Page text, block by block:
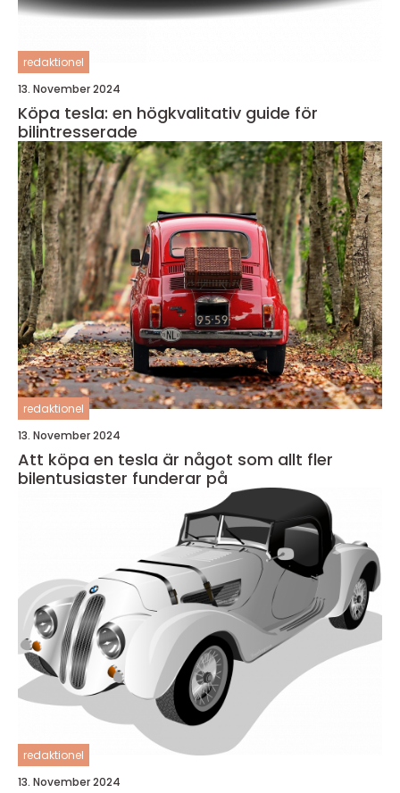
redaktionel
13. November 2024
Köpa tesla: en högkvalitativ guide för
bilintresserade
redaktionel
13. November 2024
Att köpa en tesla är något som allt fler
bilentusiaster funderar på
redaktionel
13. November 2024